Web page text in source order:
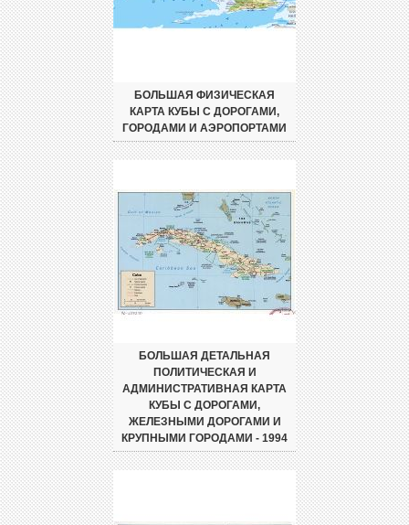
БОЛЬШАЯ ФИЗИЧЕСКАЯ
КАРТА КУБЫ С ДОРОГАМИ,
ГОРОДАМИ И АЭРОПОРТАМИ
БОЛЬШАЯ ДЕТАЛЬНАЯ
ПОЛИТИЧЕСКАЯ И
АДМИНИСТРАТИВНАЯ КАРТА
КУБЫ С ДОРОГАМИ,
ЖЕЛЕЗНЫМИ ДОРОГАМИ И
КРУПНЫМИ ГОРОДАМИ - 1994